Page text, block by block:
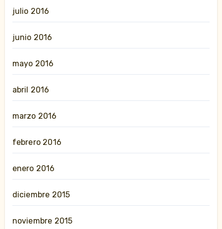
julio 2016
junio 2016
mayo 2016
abril 2016
marzo 2016
febrero 2016
enero 2016
diciembre 2015
noviembre 2015